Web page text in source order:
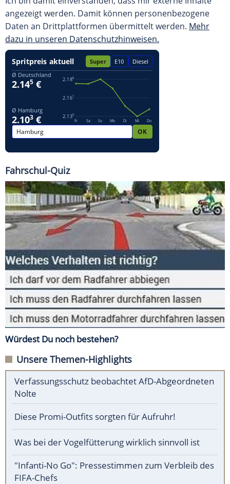
angezeigt werden. Damit können personenbezogene
Daten an Drittplattformen übermittelt werden. Mehr
dazu in unseren Datenschutzhinweisen.
Fahrschul-Quiz
Würdest Du noch bestehen?
Unsere Themen-Highlights
Verfassungsschutz beobachtet AfD-Abgeordneten
Nolte
Diese Promi-Outfits sorgten für Aufruhr!
Was bei der Vogelfütterung wirklich sinnvoll ist
"Infanti-No Go": Pressestimmen zum Verbleib des
FIFA-Chefs